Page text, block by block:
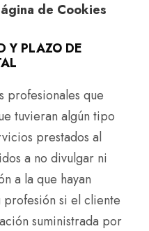
de Cookies
Y PLAZO DE
profesionales que
tuvieran algún tipo
prestados al
a no divulgar ni
a la que hayan
si el cliente
suministrada por